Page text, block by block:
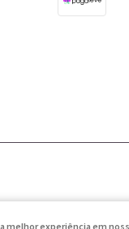
melhor experiência em